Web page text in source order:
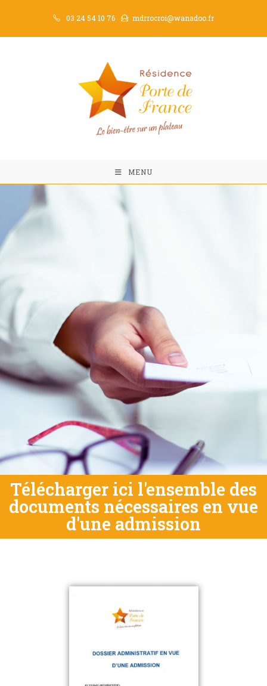
03 24 54 10 76 mdrrocroi@wanadoo.fr
MENU
Télécharger ici l'ensemble des
documents nécessaires en vue
d'une admission